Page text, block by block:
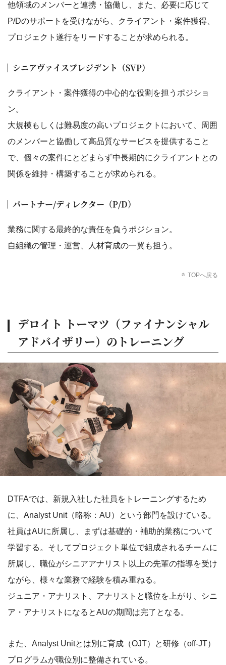
他領域のメンバーと連携・協働し、また、必要に応じて
P/Dのサポートを受けながら、クライアント・案件獲得、
プロジェクト遂行をリードすることが求められる。
シニアヴァイスプレジデント（SVP）
クライアント・案件獲得の中心的な役割を担うポジショ
ン。
大規模もしくは難易度の高いプロジェクトにおいて、周囲
のメンバーと協働して高品質なサービスを提供すること
で、個々の案件にとどまらず中長期的にクライアントとの
関係を維持・構築することが求められる。
パートナー/ディレクター（P/D）
業務に関する最終的な責任を負うポジション。
自組織の管理・運営、人材育成の一翼も担う。
TOPへ戻る
デロイト トーマツ（ファイナンシャル
アドバイザリー）のトレーニング
DTFAでは、新規入社した社員をトレーニングするため
に、Analyst Unit（略称：AU）という部門を設けている。
社員はAUに所属し、まずは基礎的・補助的業務について
学習する。そしてプロジェクト単位で組成されるチームに
所属し、職位がシニアアナリスト以上の先輩の指導を受け
ながら、様々な業務で経験を積み重ねる。
ジュニア・アナリスト、アナリストと職位を上がり、シニ
ア・アナリストになるとAUの期間は完了となる。
また、Analyst Unitとは別に育成（OJT）と研修（off-JT）
プログラムが職位別に整備されている。